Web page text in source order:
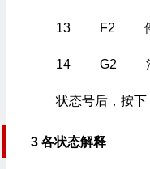
13 F2 停
14 G2
状态号后，按下
3 各状态解释